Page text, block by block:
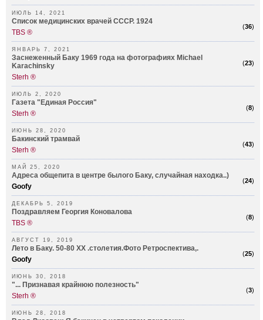
ИЮЛЬ 14, 2021
(36)
Список медицинских врачей СССР. 1924
TBS ®
ЯНВАРЬ 7, 2021
(23)
Заснеженный Баку 1969 года на фотографиях Michael
Karachinsky
Sterh ®
ИЮЛЬ 2, 2020
(8)
Газета "Единая Россия"
Sterh ®
ИЮНЬ 28, 2020
(43)
Бакинский трамвай
Sterh ®
МАЙ 25, 2020
(24)
Адреса общепита в центре былого Баку, случайная находка..)
Goofy
ДЕКАБРЬ 5, 2019
(8)
Поздравляем Георгия Коновалова
TBS ®
АВГУСТ 19, 2019
(25)
Лето в Баку. 50-80 XX .столетия.Фото Ретроспектива,.
Goofy
ИЮНЬ 30, 2018
(3)
"... Признавая крайнюю полезность"
Sterh ®
ИЮНЬ 28, 2018